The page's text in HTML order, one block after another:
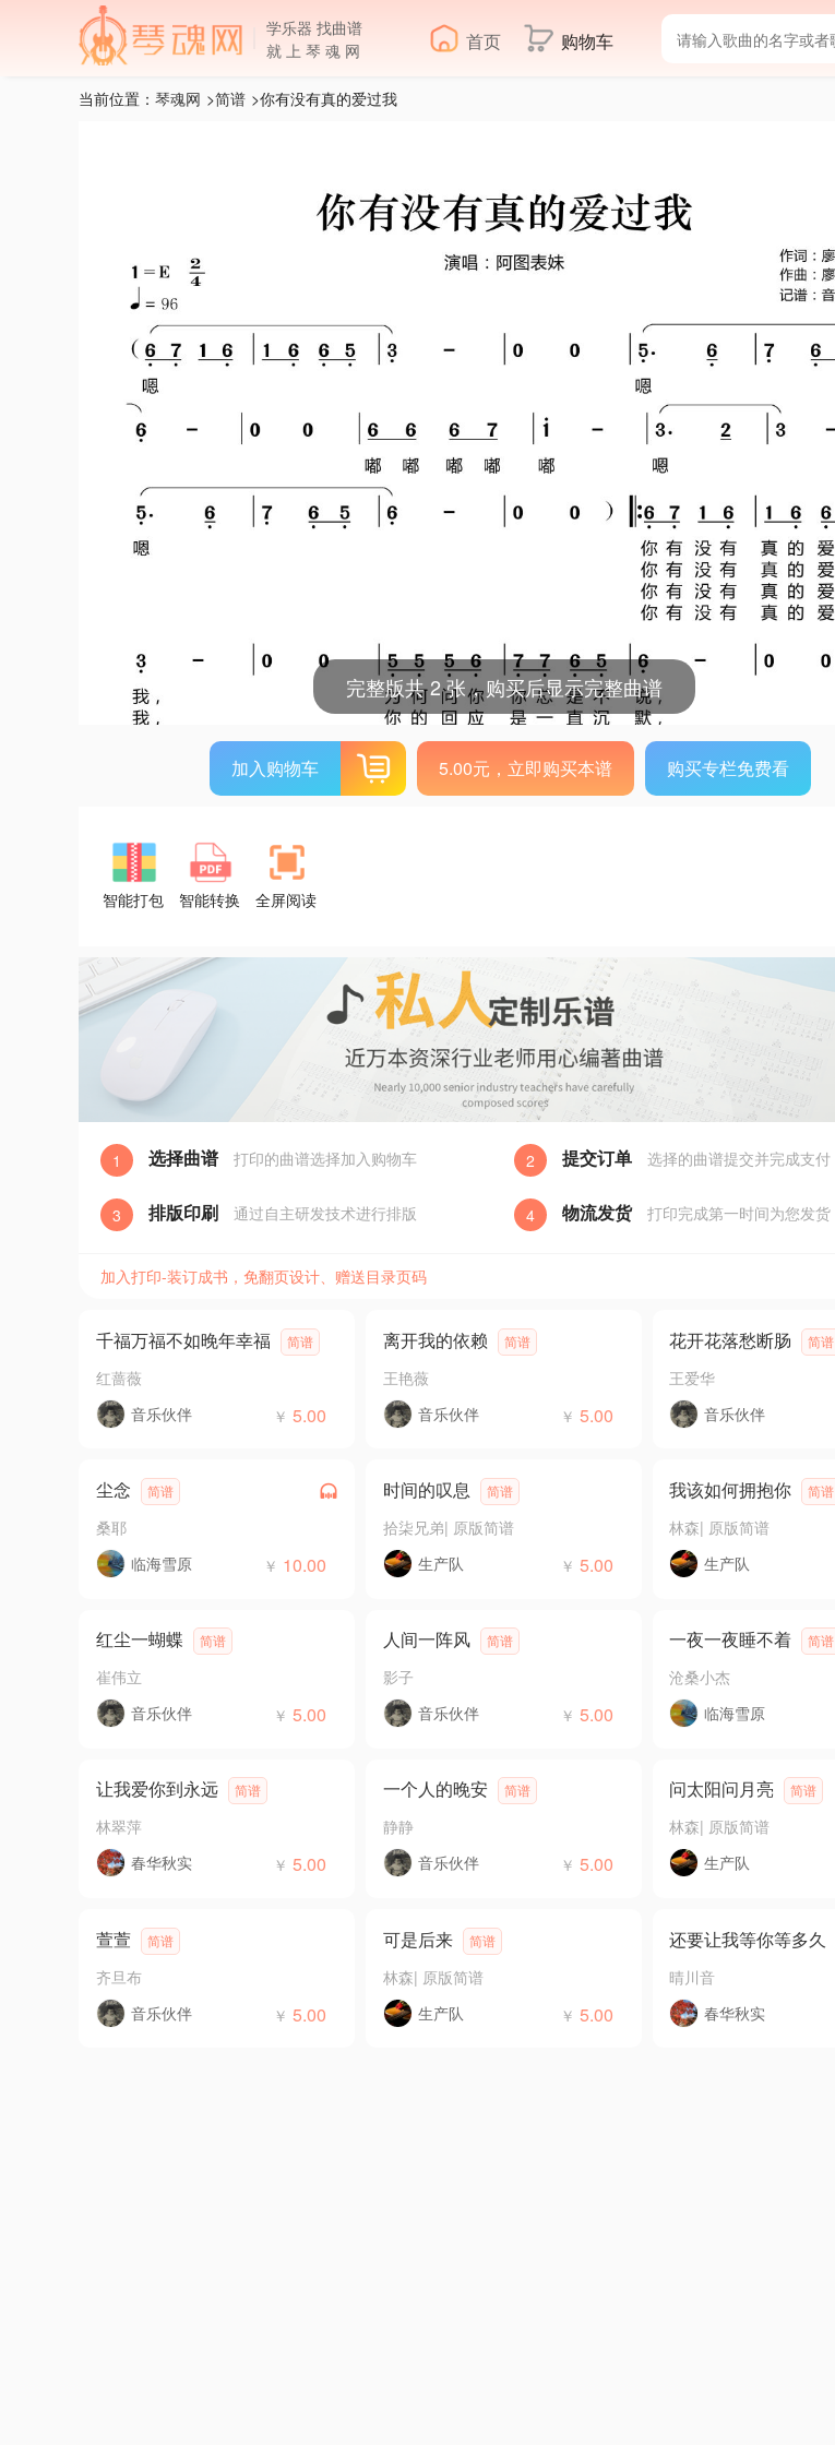
学乐器 找曲谱
就 上 琴 魂 网
首页 购物车
当前位置： 琴魂网 >简谱 >你有没有真的爱过我
完整版共 2 张，购买后显示完整曲谱
加入购物车 5.00元，立即购买本谱 购买专栏免费看
智能打包 智能转换 全屏阅读
1 选择曲谱 打印的曲谱选择加入购物车 2 提交订单 选择的曲谱提交并完成支付
3 排版印刷 通过自主研发技术进行排版 4 物流发货 打印完成第一时间为您发货
加入打印-装订成书，免翻页设计、赠送目录页码
千福万福不如晚年幸福 简谱
红蔷薇
音乐伙伴
￥5.00
离开我的依赖 简谱
王艳薇
音乐伙伴
￥5.00
花开花落愁断肠 简谱
王爱华
音乐伙伴
尘念 简谱
桑耶
临海雪原
￥ 10.00
时间的叹息 简谱
拾柒兄弟| 原版简谱
生产队
￥5.00
我该如何拥抱你 简谱
林森| 原版简谱
生产队
红尘一蝴蝶 简谱
崔伟立
音乐伙伴
￥5.00
人间一阵风 简谱
影子
音乐伙伴
￥5.00
一夜一夜睡不着 简谱
沧桑小杰
临海雪原
让我爱你到永远 简谱
林翠萍
春华秋实
￥5.00
一个人的晚安 简谱
静静
音乐伙伴
￥5.00
问太阳问月亮 简谱
林森| 原版简谱
生产队
萱萱 简谱
齐旦布
音乐伙伴
￥5.00
可是后来 简谱
林森| 原版简谱
生产队
￥5.00
还要让我等你等多久
晴川音
春华秋实